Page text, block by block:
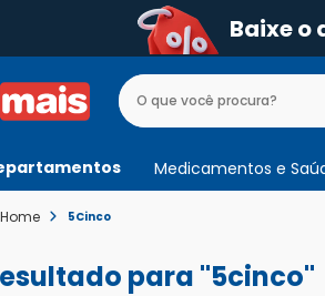
Baixe o
Medicamentos e
5Cinco
5cinco